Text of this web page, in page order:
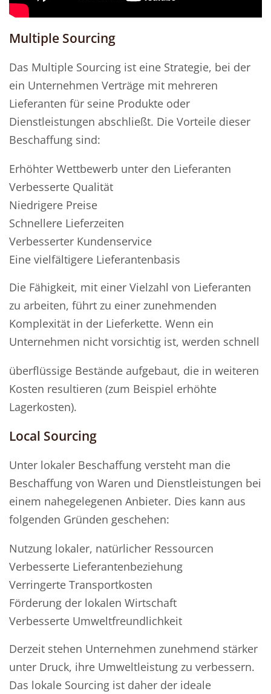
Multiple Sourcing
Das Multiple Sourcing ist eine Strategie, bei der
ein Unternehmen Verträge mit mehreren
Lieferanten für seine Produkte oder
Dienstleistungen abschließt. Die Vorteile dieser
Beschaffung sind:
Erhöhter Wettbewerb unter den Lieferanten
Verbesserte Qualität
Niedrigere Preise
Schnellere Lieferzeiten
Verbesserter Kundenservice
Eine vielfältigere Lieferantenbasis
Die Fähigkeit, mit einer Vielzahl von Lieferanten
zu arbeiten, führt zu einer zunehmenden
Komplexität in der Lieferkette. Wenn ein
Unternehmen nicht vorsichtig ist, werden schnell
überflüssige Bestände aufgebaut, die in weiteren
Kosten resultieren (zum Beispiel erhöhte
Lagerkosten).
Local Sourcing
Unter lokaler Beschaffung versteht man die
Beschaffung von Waren und Dienstleistungen bei
einem nahegelegenen Anbieter. Dies kann aus
folgenden Gründen geschehen:
Nutzung lokaler, natürlicher Ressourcen
Verbesserte Lieferantenbeziehung
Verringerte Transportkosten
Förderung der lokalen Wirtschaft
Verbesserte Umweltfreundlichkeit
Derzeit stehen Unternehmen zunehmend stärker
unter Druck, ihre Umweltleistung zu verbessern.
Das lokale Sourcing ist daher der ideale